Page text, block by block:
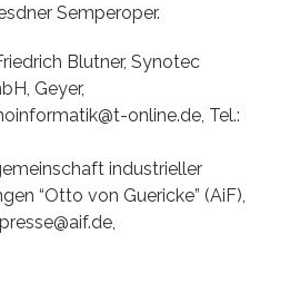
Semperoper.
Blutner, Synotec
Geyer,
online.de, Tel.:
industrieller
“Otto von Guericke” (AiF),